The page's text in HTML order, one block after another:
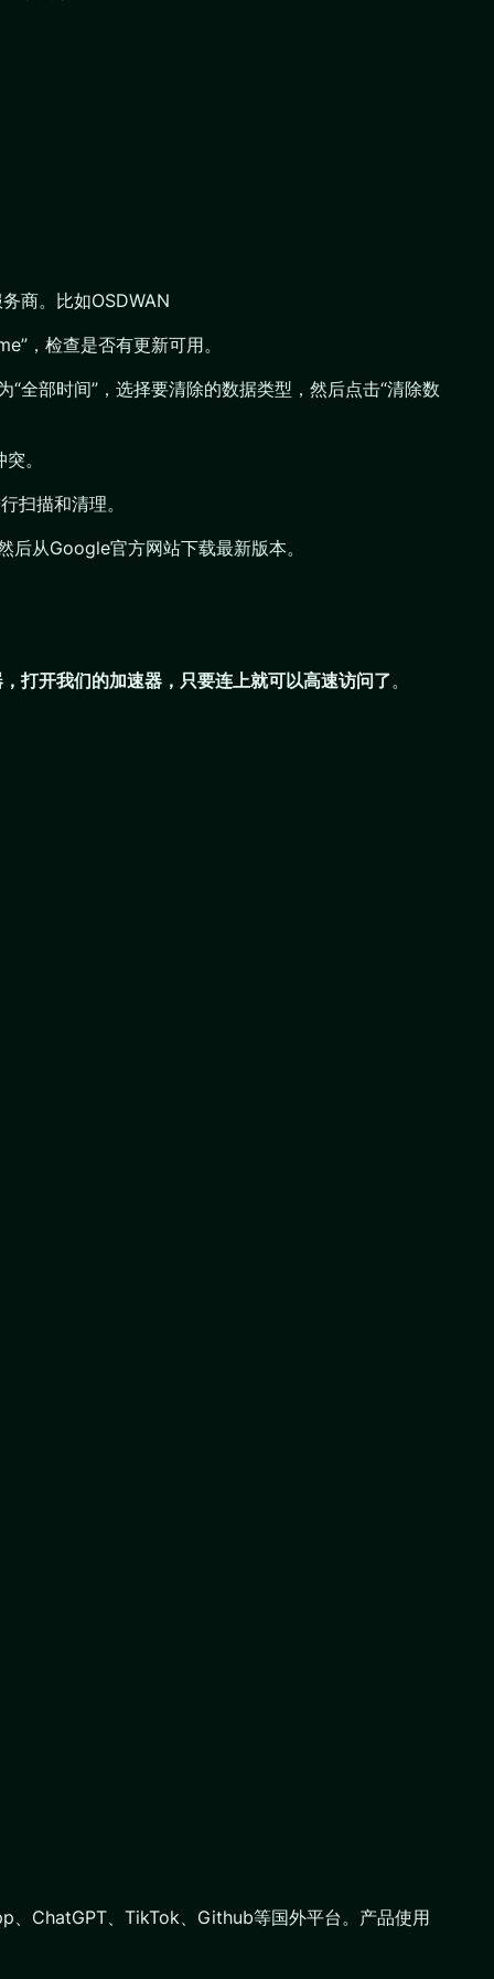
商。比如OSDWAN
，检查是否有更新可用。
“全部时间”，选择要清除的数据类型，然后点击“清除数
。
扫描和清理。
从Google官方网站下载最新版本。
打开我们的加速器，只要连上就可以高速访问了。
、ChatGPT、TikTok、Github等国外平台。产品使用